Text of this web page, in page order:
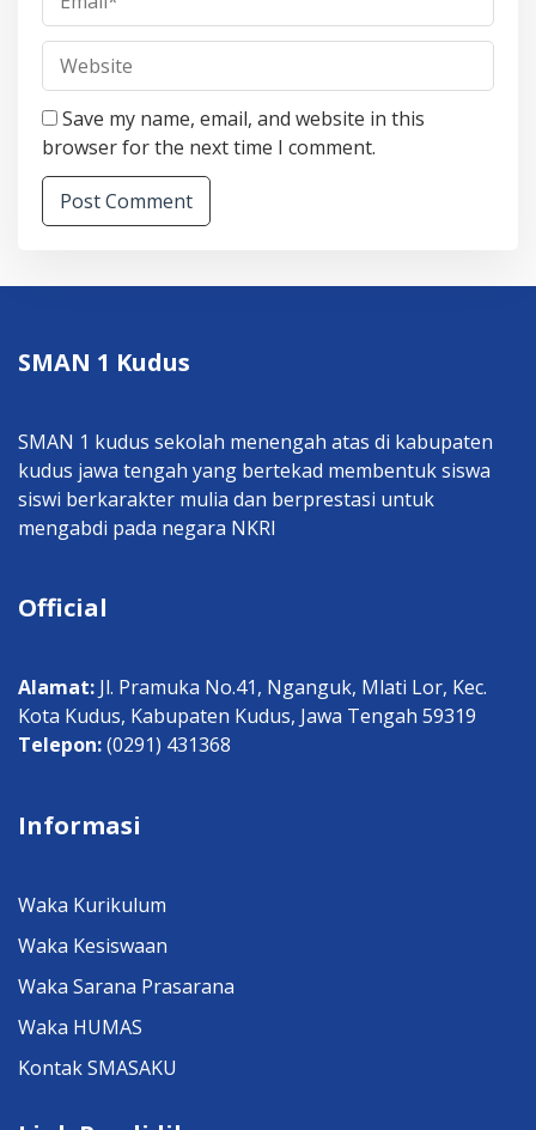
Save my name, email, and website in this
browser for the next time I comment.
SMAN 1 Kudus
SMAN 1 kudus sekolah menengah atas di kabupaten
kudus jawa tengah yang bertekad membentuk siswa
siswi berkarakter mulia dan berprestasi untuk
mengabdi pada negara NKRI
Official
Alamat: Jl. Pramuka No.41, Nganguk, Mlati Lor, Kec.
Kota Kudus, Kabupaten Kudus, Jawa Tengah 59319
Telepon:(0291) 431368
Informasi
Waka Kurikulum
Waka Kesiswaan
Waka Sarana Prasarana
Waka HUMAS
Kontak SMASAKU